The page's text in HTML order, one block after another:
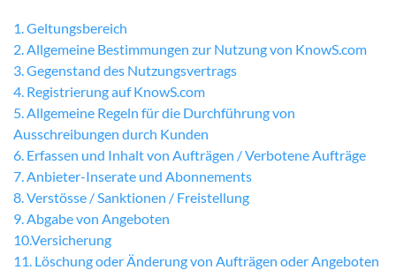
1. Geltungsbereich
2. Allgemeine Bestimmungen zur Nutzung von KnowS.com
3. Gegenstand des Nutzungsvertrags
4. Registrierung auf KnowS.com
5. Allgemeine Regeln für die Durchführung von
Ausschreibungen durch Kunden
6. Erfassen und Inhalt von Aufträgen / Verbotene Aufträge
7. Anbieter-Inserate und Abonnements
8. Verstösse / Sanktionen / Freistellung
9. Abgabe von Angeboten
10.Versicherung
11. Löschung oder Änderung von Aufträgen oder Angeboten